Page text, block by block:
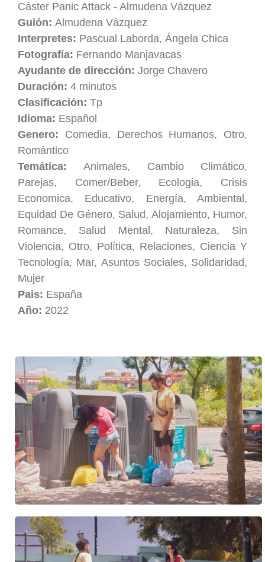
Cáster Panic Attack - Almudena Vázquez
Guión: Almudena Vázquez
Interpretes: Pascual Laborda, Ángela Chica
Fotografía: Fernando Manjavacas
Ayudante de dirección: Jorge Chavero
Duración: 4 minutos
Clasificación: Tp
Idioma: Español
Genero: Comedia, Derechos Humanos, Otro,
Romántico
Temática:Animales, Cambio Climático,
Parejas, Comer/Beber, Ecologia, Crisis
Economica, Educativo, Energía, Ambiental,
Equidad De Género, Salud, Alojamiento, Humor,
Romance, Salud Mental, Naturaleza, Sin
Violencia, Otro, Política, Relaciones, Ciencia Y
Tecnología, Mar, Asuntos Sociales, Solidaridad,
Mujer
Pais: España
Año: 2022